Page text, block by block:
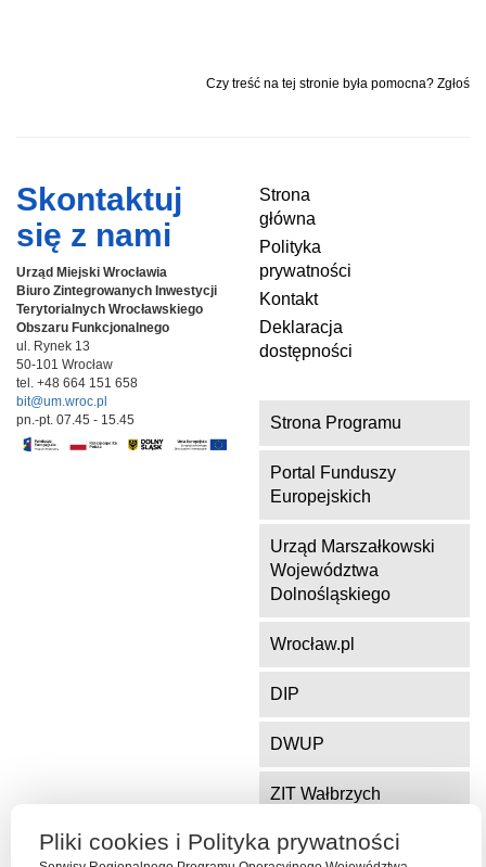
Czy treść na tej stronie była pomocna? Zgłoś
Skontaktuj
się z nami
Urząd Miejski Wrocławia
Biuro Zintegrowanych Inwestycji
Terytorialnych Wrocławskiego
Obszaru Funkcjonalnego
ul. Rynek 13
50-101 Wrocław
tel. +48 664 151 658
bit@um.wroc.pl
pn.-pt. 07.45 - 15.45
Strona
główna
Polityka
prywatności
Kontakt
Deklaracja
dostępności
Strona Programu
Portal Funduszy
Europejskich
Urząd Marszałkowski
Województwa
Dolnośląskiego
Wrocław.pl
DIP
DWUP
ZIT Wałbrzych
ZIT Jelenia Góra
Pliki cookies i Polityka prywatności